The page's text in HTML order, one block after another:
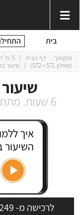
בית התחילו
6 שעות.
לרכישה מ- 249 ₪
איך
השיעור
מיקומך: דף הבית / 5 יח' תוכנית ישנה
(שאלון 571 ו-572
)
/ שיעור